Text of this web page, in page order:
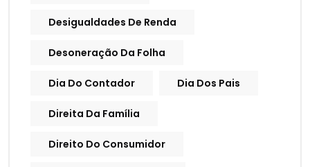
Desigualdades De Renda
Desoneração Da Folha
Dia Do Contador Dia Dos Pais
Direita Da Família
Direito Do Consumidor